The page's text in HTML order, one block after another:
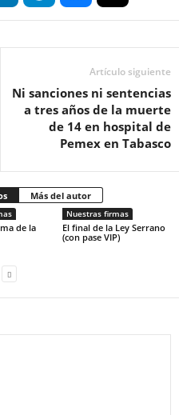
Artículo siguiente
Ni sanciones ni sentencias
a tres años de la muerte
de 14 en hospital de
Pemex en Tabasco
Más del autor
de la
Nuestras firmas
El final de la Ley Serrano
(con pase VIP)